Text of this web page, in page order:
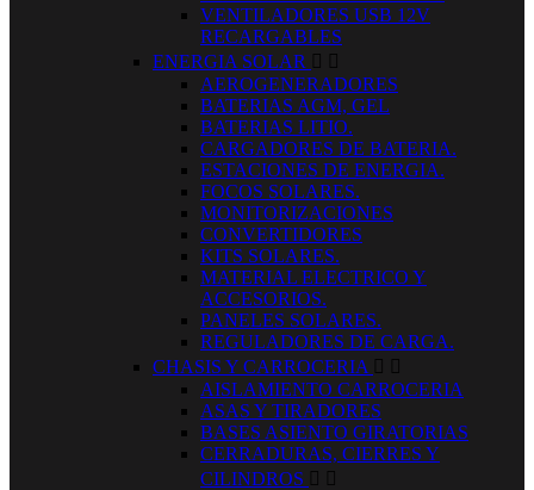
VENTILADORES USB 12V
RECARGABLES
ENERGIA SOLAR  
AEROGENERADORES
BATERIAS AGM, GEL
BATERIAS LITIO.
CARGADORES DE BATERIA.
ESTACIONES DE ENERGIA.
FOCOS SOLARES.
MONITORIZACIONES
CONVERTIDORES
KITS SOLARES.
MATERIAL ELECTRICO Y
ACCESORIOS.
PANELES SOLARES.
REGULADORES DE CARGA.
CHASIS Y CARROCERIA  
AISLAMIENTO CARROCERIA
ASAS Y TIRADORES
BASES ASIENTO GIRATORIAS
CERRADURAS, CIERRES Y
CILINDROS  